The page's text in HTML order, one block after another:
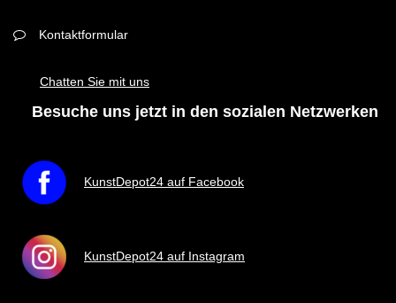
Kontaktformular
Chatten Sie mit uns
Besuche uns jetzt in den sozialen Netzwerken
KunstDepot24 auf Facebook
KunstDepot24 auf Instagram